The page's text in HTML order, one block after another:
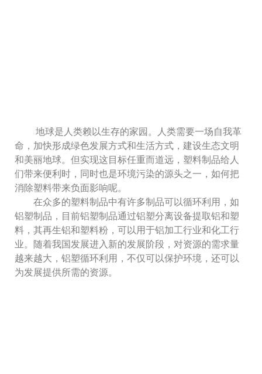
地球是人类赖以生存的家园。人类需要一场自我革
命，加快形成绿色发展方式和生活方式，建设生态文明
和美丽地球。但实现这目标任重而道远，塑料制品给人
们带来便利时，同时也是环境污染的源头之一，如何把
消除塑料带来负面影响呢。
在众多的塑料制品中有许多制品可以循环利用，如
铝塑制品，目前铝塑制品通过铝塑分离设备提取铝和塑
料，其再生铝和塑料粉，可以用于铝加工行业和化工行
业。随着我国发展进入新的发展阶段，对资源的需求量
越来越大，铝塑循环利用，不仅可以保护环境，还可以
为发展提供所需的资源。